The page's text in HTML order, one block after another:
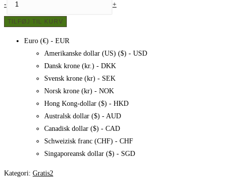
Elegant
- +
TILFØJ TIL KURV
Euro (€) - EUR
Amerikanske dollar (US) ($) - USD
Dansk krone (kr.) - DKK
Svensk krone (kr) - SEK
Norsk krone (kr) - NOK
Hong Kong-dollar ($) - HKD
Australsk dollar ($) - AUD
Canadisk dollar ($) - CAD
Schweizisk franc (CHF) - CHF
Singaporeansk dollar ($) - SGD
Kategori: Gratis2